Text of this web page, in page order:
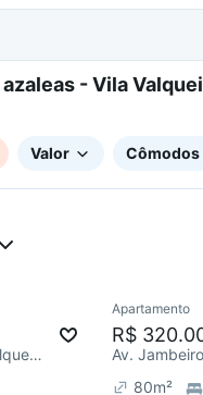
Valor Cômodos
R. Moacir dos Santos Lima, Vila Valqueire
Apartamento
R$
Av.
80m²